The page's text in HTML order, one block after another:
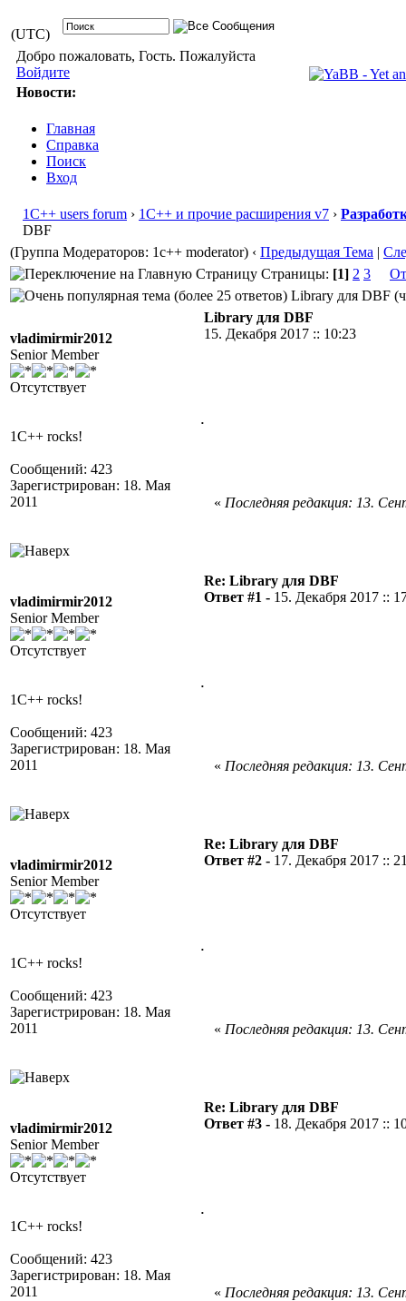
(UTC)
Добро пожаловать, Гость. Пожалуйста
Войдите
Новости:
Главная
Справка
Поиск
Вход
1С++ users forum › 1С++ и прочие расширения v7 ›
DBF
(Группа Модераторов: 1c++ moderator) ‹ Предыдущая Тема |
Страницы: [1] 2 3
Library для DBF
vladimirmir2012
Senior Member
Отсутствует
1C++ rocks!
Сообщений: 423
Зарегистрирован: 18. Мая
2011
Library для DBF
15. Декабря 2017 :: 10:23
.
« Последняя редакция: 13.
vladimirmir2012
Senior Member
Отсутствует
1C++ rocks!
Сообщений: 423
Зарегистрирован: 18. Мая
2011
Re: Library для DBF
Ответ #1 - 15. Декабря 2017 ::
.
« Последняя редакция: 13.
vladimirmir2012
Senior Member
Отсутствует
1C++ rocks!
Сообщений: 423
Зарегистрирован: 18. Мая
2011
Re: Library для DBF
Ответ #2 - 17. Декабря 2017 ::
.
« Последняя редакция: 13.
vladimirmir2012
Senior Member
Отсутствует
1C++ rocks!
Сообщений: 423
Зарегистрирован: 18. Мая
2011
Re: Library для DBF
Ответ #3 - 18. Декабря 2017 ::
.
« Последняя редакция: 13.